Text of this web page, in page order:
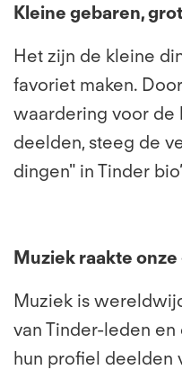
Kleine gebaren,
Het zijn de kleine
favoriet maken.
waardering voor de
deelden, steeg de
dingen" in Tinder
Muziek raakte
Muziek is
van Tinder-leden
hun profiel deelden